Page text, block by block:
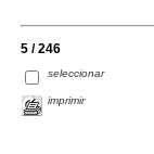
5 / 246
seleccionar
imprimir